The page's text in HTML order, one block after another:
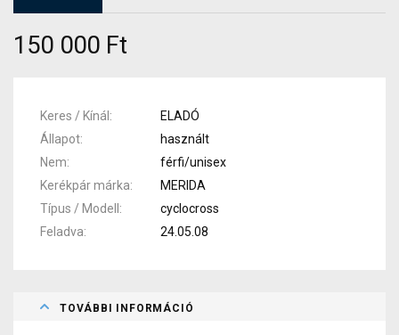
150 000 Ft
Keres / Kínál
ELADÓ
Állapot
használt
Nem
férfi/unisex
Kerékpár márka
MERIDA
Típus / Modell
cyclocross
Feladva
24.05.08
TOVÁBBI INFORMÁCIÓ